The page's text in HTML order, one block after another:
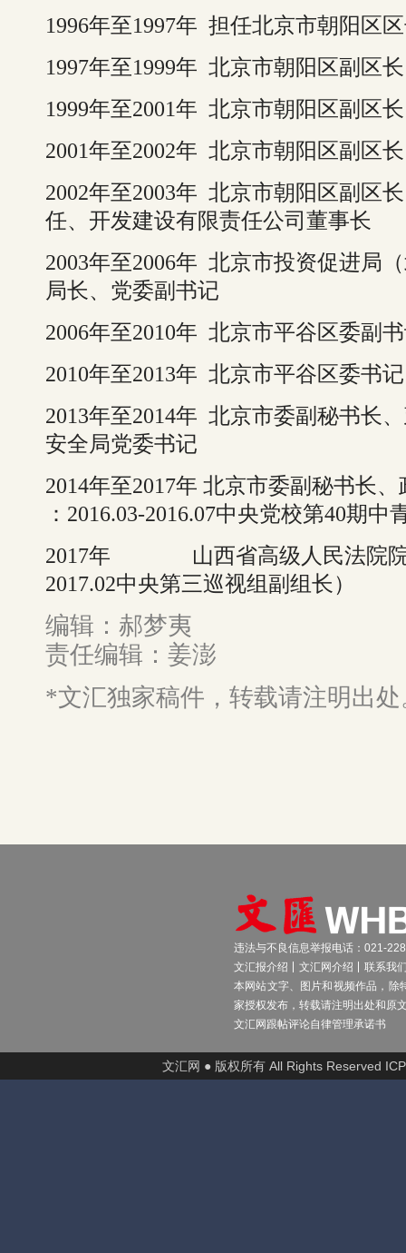
1996年至1997年 担任北京市朝阳区
1997年至1999年 北京市朝阳区副区
1999年至2001年 北京市朝阳区副区
2001年至2002年 北京市朝阳区副区长
2002年至2003年 北京市朝阳区副区
任、开发建设有限责任公司董事长
2003年至2006年 北京市投资促进局
局长、党委副书记
2006年至2010年 北京市平谷区委副
2010年至2013年 北京市平谷区委书记
2013年至2014年 北京市委副秘书长
安全局党委书记
2014年至2017年 北京市委副秘书长
：2016.03-2016.07中央党校第40期
2017年 山西省高级人民法院院
2017.02中央第三巡视组副组长）
编辑：郝梦夷
责任编辑：姜澎
*文汇独家稿件，转载请注明出处
违法与不良信息举报电话：021-
文汇报介绍
文汇网介绍
联系我
本网站文字、图片和视频作品，除
家授权发布，转载请注明出处和原
文汇网跟帖评论自律管理承诺书
文汇网 ● 版权所有 All Rights Reserved